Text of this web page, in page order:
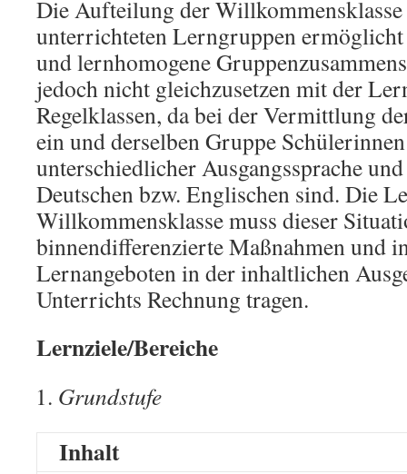
Die Aufteilung der Willkommensklasse
unterrichteten Lerngruppen
und lernhomogene
jedoch nicht gleichzusetzen mit der
Regelklassen, da bei der Vermittlung
ein und derselben Gruppe
unterschiedlicher Ausgangssprache
Deutschen bzw. Englischen sind. Die
Willkommensklasse muss dieser
binnendifferenzierte Maßnahmen und
Lernangeboten in der inhaltlichen
Unterrichts Rechnung tragen.
Lernziele/Bereiche
Grundstufe
Inhalt